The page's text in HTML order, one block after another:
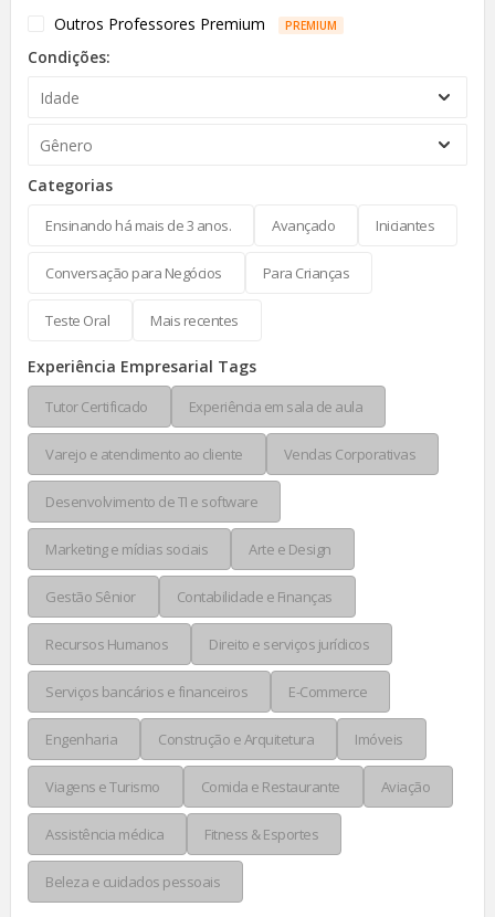
Outros Professores Premium PREMIUM
Condições:
Idade
Gênero
Categorias
Ensinando há mais de 3 anos. Avançado Iniciantes
Conversação para Negócios Para Crianças
Teste Oral Mais recentes
Experiência Empresarial Tags
Tutor Certificado Experiência em sala de aula
Varejo e atendimento ao cliente Vendas Corporativas
Desenvolvimento de TI e software
Marketing e mídias sociais Arte e Design
Gestão Sênior Contabilidade e Finanças
Recursos Humanos Direito e serviços jurídicos
Serviços bancários e financeiros E-Commerce
Engenharia Construção e Arquitetura Imóveis
Viagens e Turismo Comida e Restaurante Aviação
Assistência médica Fitness & Esportes
Beleza e cuidados pessoais